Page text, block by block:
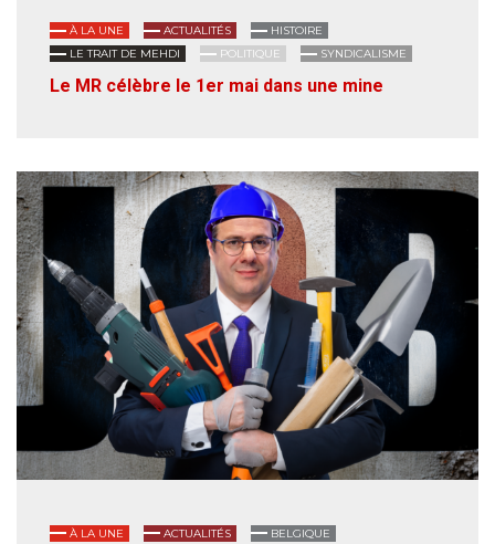
À LA UNE ACTUALITÉS
HISTOIRE
LE TRAIT DE MEHDI
POLITIQUE SYNDICALISME
Le MR célèbre le 1er mai dans une mine
À LA UNE ACTUALITÉS
BELGIQUE